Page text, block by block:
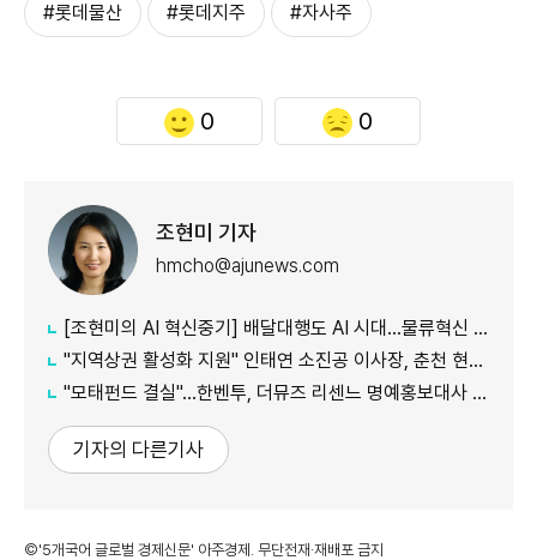
#롯데물산 #롯데지주 #자사주
0 0
조현미 기자
hmcho@ajunews.com
[조현미의 AI 혁신중기] 배달대행도 AI 시대…물류혁신 선도하는 부릉
"지역상권 활성화 지원" 인태연 소진공 이사장, 춘천 현장방문
"모태펀드 결실"…한벤투, 더뮤즈 리센느 명예홍보대사 임명
기자의 다른기사
©'5개국어 글로벌 경제신문' 아주경제. 무단전재·재배포 금지